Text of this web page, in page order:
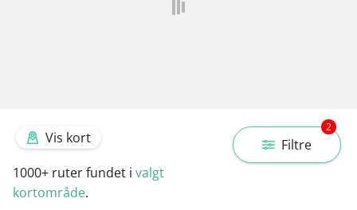
Filtre
2
Vis kort
1000+ ruter fundet i valgt
kortområde.